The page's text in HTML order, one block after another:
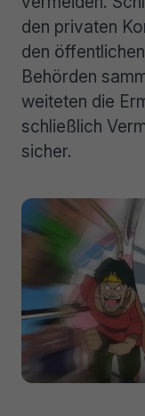
den privaten
den
Behörden
weiteten die
schließlich
sicher.